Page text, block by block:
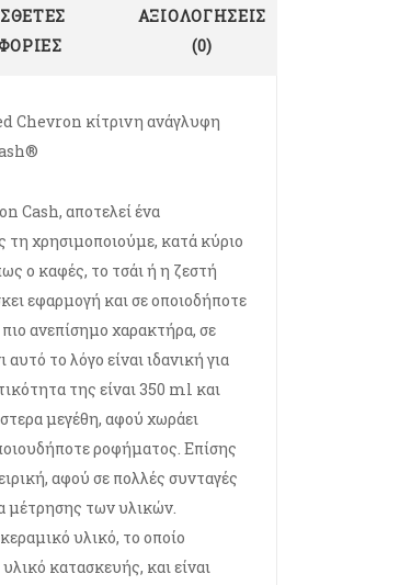
ΑΞΙΟΛΟΓΉΣΕΙΣ
(0)
Chevron κίτρινη ανάγλυφη
Cash, αποτελεί ένα
χρησιμοποιούμε, κατά κύριο
ο καφές, το τσάι ή η ζεστή
εφαρμογή και σε οποιοδήποτε
ανεπίσημο χαρακτήρα, σε
αυτό το λόγο είναι ιδανική για
της είναι 350 ml και
μεγέθη, αφού χωράει
ροφήματος. Επίσης
αφού σε πολλές συνταγές
μέτρησης των υλικών.
υλικό, το οποίο
κατασκευής, και είναι